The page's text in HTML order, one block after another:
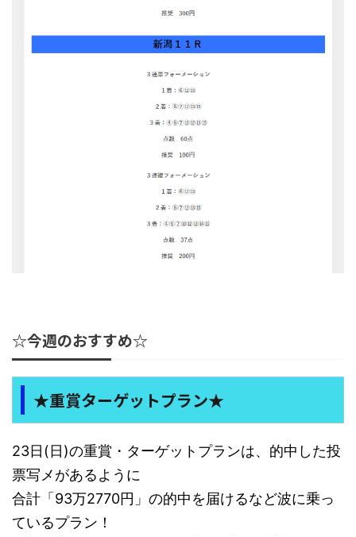
☆今週のおすすめ☆
★重賞ターゲットプラン★
23日(日)の重賞・ターゲットプランは、的中した投
票写メがあるように
合計「93万2770円」の的中を届けるなど波に乗っ
ているプラン！